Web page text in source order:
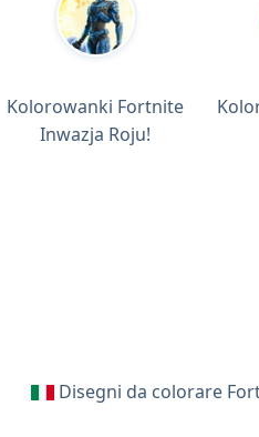
Kolorowanki Fortnite
Inwazja Roju!
Disegni da colorare